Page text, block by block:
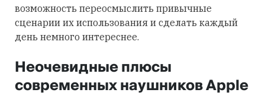
возможность переосмыслить привычные
сценарии их использования и сделать каждый
день немного интереснее.
Неочевидные плюсы
современных наушников Apple